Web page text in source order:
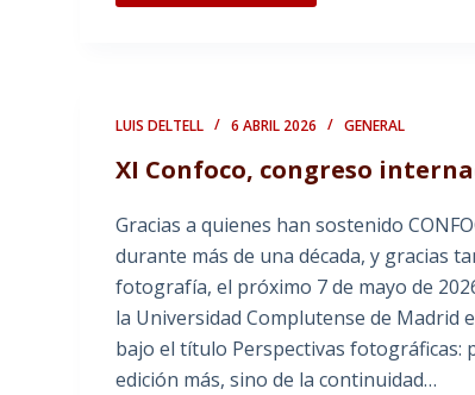
LUIS DELTELL 6 ABRIL 2026 GENERAL
XI Confoco, congreso
Gracias a quienes han sostenido
durante más de una década, y gracias
fotografía, el próximo 7 de mayo de
la Universidad Complutense de Madrid
bajo el título Perspectivas fotográficas:
edición más, sino de la continuidad…